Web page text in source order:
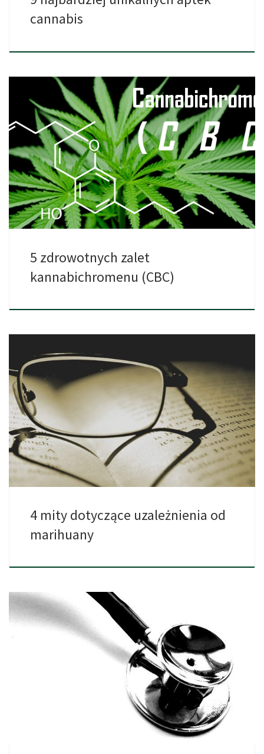
cannabis
Choć nazwy THC i CBD są już dosyć popularne, bardzo […]
5 zdrowotnych zalet
kannabichromenu (CBC)
Uzależnienie od marihuany jest nadal temat dyskusji na całym
świecie, […]
4 mity dotyczące uzależnienia od
marihuany
1. Marihuana jest stosowana jako lek od ponad 3.000 lat. […]